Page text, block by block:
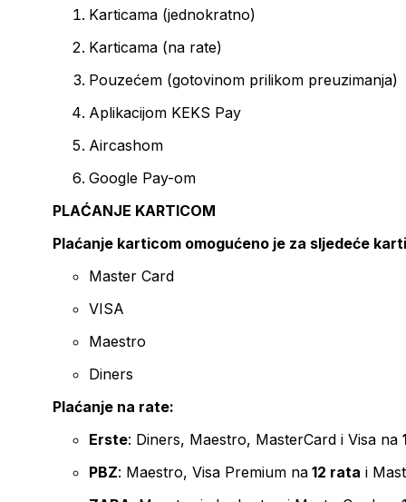
Karticama (jednokratno)
Karticama (na rate)
Pouzećem (gotovinom prilikom preuzimanja)
Aplikacijom KEKS Pay
Aircashom
Google Pay-om
PLAĆANJE KARTICOM
Plaćanje karticom omogućeno je za sljedeće
Master Card
VISA
Maestro
Diners
Plaćanje na rate:
Erste: Diners, Maestro, MasterCard i Visa na
PBZ: Maestro, Visa Premium na 12 rata i